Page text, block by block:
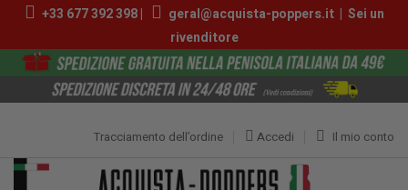
+33 677 392 398 | geral@acquista-poppers.it| Sei un
rivenditore
Il mio conto
Accedi
Tracciamento dell’ordine